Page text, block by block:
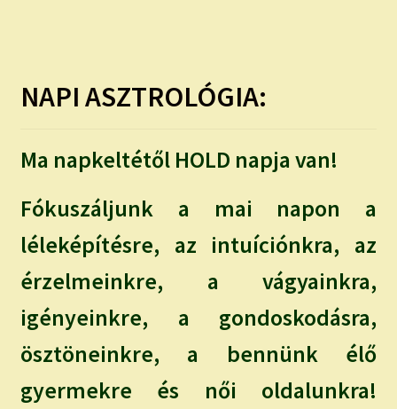
TAROT ELEMZÉS MEGRENDELÉSE LIMITÁLT!
AJÁNDÉKOKKAL!
NAPI ASZTROLÓGIA:
Ma napkeltétől HOLD napja van!
Fókuszáljunk a mai napon a
léleképítésre, az intuíciónkra, az
érzelmeinkre, a vágyainkra,
igényeinkre, a gondoskodásra,
ösztöneinkre, a bennünk élő
gyermekre és női oldalunkra!